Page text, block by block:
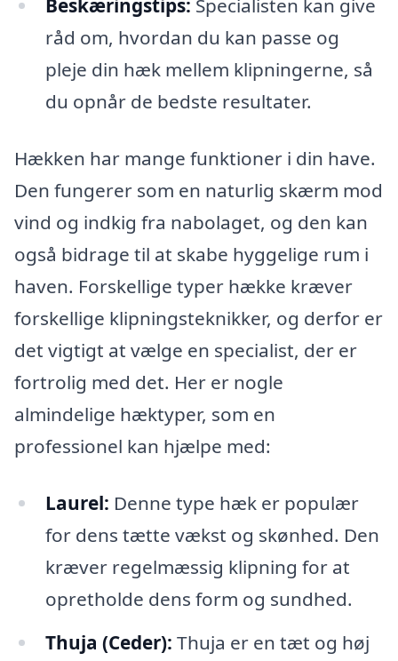
Beskæringstips: Specialisten kan give
råd om, hvordan du kan passe og
pleje din hæk mellem klipningerne, så
du opnår de bedste resultater.
Hækken har mange funktioner i din have.
Den fungerer som en naturlig skærm mod
vind og indkig fra nabolaget, og den kan
også bidrage til at skabe hyggelige rum i
haven. Forskellige typer hække kræver
forskellige klipningsteknikker, og derfor er
det vigtigt at vælge en specialist, der er
fortrolig med det. Her er nogle
almindelige hæktyper, som en
professionel kan hjælpe med:
Laurel: Denne type hæk er populær
for dens tætte vækst og skønhed. Den
kræver regelmæssig klipning for at
opretholde dens form og sundhed.
Thuja (Ceder): Thuja er en tæt og høj